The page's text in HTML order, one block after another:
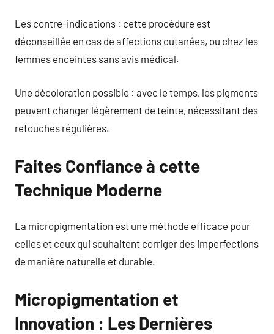
Les contre-indications : cette procédure est
déconseillée en cas de affections cutanées, ou chez les
femmes enceintes sans avis médical.
Une décoloration possible : avec le temps, les pigments
peuvent changer légèrement de teinte, nécessitant des
retouches régulières.
Faites Confiance à cette
Technique Moderne
La micropigmentation est une méthode efficace pour
celles et ceux qui souhaitent corriger des imperfections
de manière naturelle et durable.
Micropigmentation et
Innovation : Les Dernières